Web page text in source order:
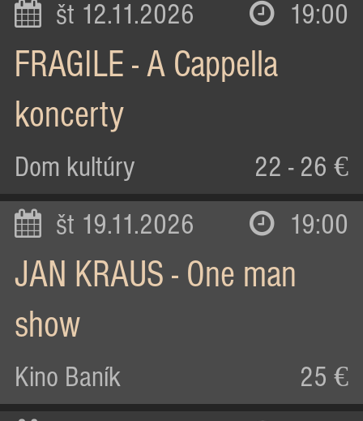
št 12.11.2026 19:00
FRAGILE - A Cappella
koncerty
Dom kultúry 22 - 26 €
št 19.11.2026 19:00
JAN KRAUS - One man
show
Kino Baník 25 €